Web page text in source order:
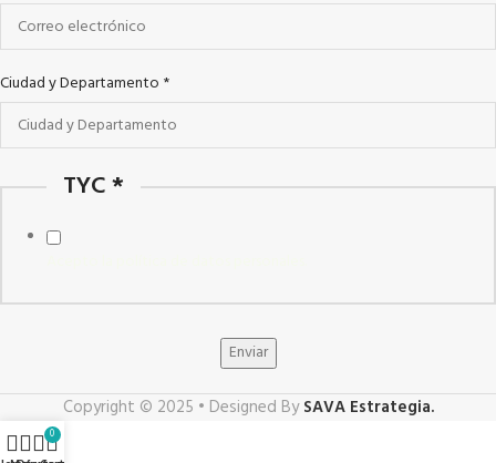
Ciudad y Departamento *
TYC*
Enviar
Copyright © 2025 • Designed BySAVA Estrategia.
0